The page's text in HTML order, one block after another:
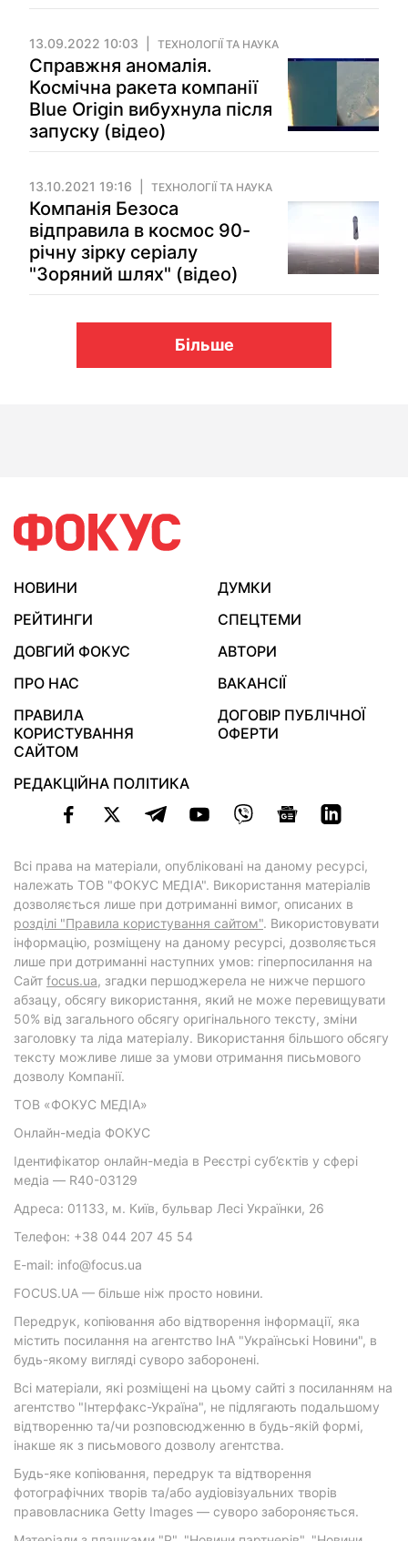
13.09.2022 10:03 ТЕХНОЛОГІЇ ТА НАУКА
Справжня аномалія.
Космічна ракета компанії
Blue Origin вибухнула після
запуску (відео)
13.10.2021 19:16 ТЕХНОЛОГІЇ ТА НАУКА
Компанія Безоса
відправила в космос 90-
річну зірку серіалу
"Зоряний шлях" (відео)
Більше
НОВИНИ
ДУМКИ
РЕЙТИНГИ
СПЕЦТЕМИ
ДОВГИЙ ФОКУС
АВТОРИ
ПРО НАС
ВАКАНСІЇ
ПРАВИЛА
КОРИСТУВАННЯ
САЙТОМ
ДОГОВІР ПУБЛІЧНОЇ
ОФЕРТИ
РЕДАКЦІЙНА ПОЛІТИКА
Всі права на матеріали, опубліковані на даному ресурсі,
належать ТОВ "ФОКУС МЕДІА". Використання матеріалів
дозволяється лише при дотриманні вимог, описаних в
розділі "Правила користування сайтом". Використовувати
інформацію, розміщену на даному ресурсі, дозволяється
лише при дотриманні наступних умов: гіперпосилання на
Cайт focus.ua, згадки першоджерела не нижче першого
абзацу, обсягу використання, який не може перевищувати
50% від загального обсягу оригінального тексту, зміни
заголовку та ліда матеріалу. Використання більшого обсягу
тексту можливе лише за умови отримання письмового
дозволу Компанії.
ТОВ «ФОКУС МЕДІА»
Онлайн-медіа ФОКУС
Ідентифікатор онлайн-медіа в Реєстрі суб’єктів у сфері
медіа — R40-03129
Адреса: 01133, м. Київ, бульвар Лесі Українки, 26
Телефон: +38 044 207 45 54
E-mail: info@focus.ua
FOCUS.UA — більше ніж просто новини.
Передрук, копіювання або відтворення інформації, яка
містить посилання на агентство ІнА "Українські Новини", в
будь-якому вигляді суворо заборонені.
Всі матеріали, які розміщені на цьому сайті з посиланням на
агентство "Інтерфакс-Україна", не підлягають подальшому
відтворенню та/чи розповсюдженню в будь-якій формі,
інакше як з письмового дозволу агентства.
Будь-яке копіювання, передрук та відтворення
фотографічних творів та/або аудіовізуальних творів
правовласника Getty Images — суворо забороняється.